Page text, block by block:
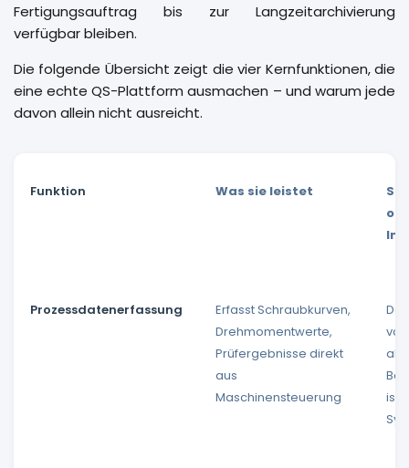
Fertigungsauftrag bis zur Langzeitarchivierung
verfügbar bleiben.
Die folgende Übersicht zeigt die vier Kernfunktionen, die
eine echte QS-Plattform ausmachen – und warum jede
davon allein nicht ausreicht.
Funktion Was sie leistet
Prozessdatenerfassung
Erfasst Schraubkurven,
Drehmomentwerte,
Prüfergebnisse direkt
aus
Maschinensteuerung